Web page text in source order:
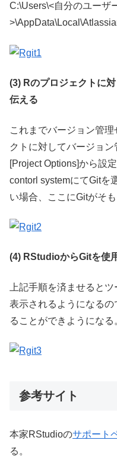
C:\Users\<自分のユーザ
(3) Rのプロジェクトに
伝える
これまでバージョン管
クトに対してバージョ
[Project Options]から設
contorl systemにてGitを
い場合、ここにGitがそ
(4) RStudioからGitを使
上記手順を済ませると
表示されるようになる
ることができようになる
参考サイト
本家RStudioのサポート
る。